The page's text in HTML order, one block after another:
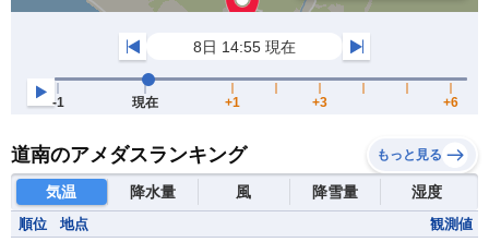
道南のアメダスランキング もっと見る
気温 降水量 風 降雪量 湿度
順位 地点 観測値